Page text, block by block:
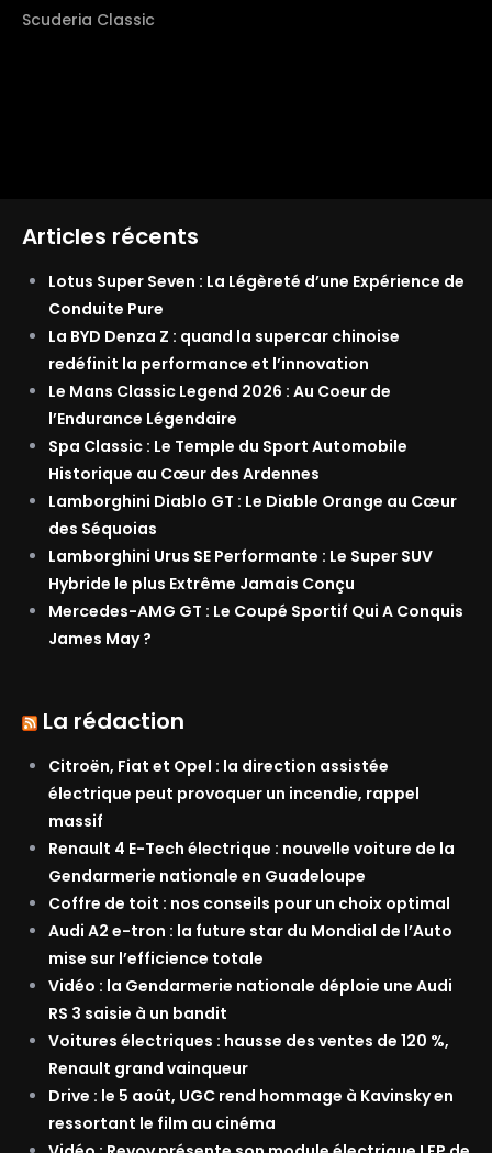
Scuderia Classic
Articles récents
Lotus Super Seven : La Légèreté d’une Expérience de
Conduite Pure
La BYD Denza Z : quand la supercar chinoise
redéfinit la performance et l’innovation
Le Mans Classic Legend 2026 : Au Coeur de
l’Endurance Légendaire
Spa Classic : Le Temple du Sport Automobile
Historique au Cœur des Ardennes
Lamborghini Diablo GT : Le Diable Orange au Cœur
des Séquoias
Lamborghini Urus SE Performante : Le Super SUV
Hybride le plus Extrême Jamais Conçu
Mercedes-AMG GT : Le Coupé Sportif Qui A Conquis
James May ?
La rédaction
Citroën, Fiat et Opel : la direction assistée
électrique peut provoquer un incendie, rappel
massif
Renault 4 E-Tech électrique : nouvelle voiture de la
Gendarmerie nationale en Guadeloupe
Coffre de toit : nos conseils pour un choix optimal
Audi A2 e-tron : la future star du Mondial de l’Auto
mise sur l’efficience totale
Vidéo : la Gendarmerie nationale déploie une Audi
RS 3 saisie à un bandit
Voitures électriques : hausse des ventes de 120 %,
Renault grand vainqueur
Drive : le 5 août, UGC rend hommage à Kavinsky en
ressortant le film au cinéma